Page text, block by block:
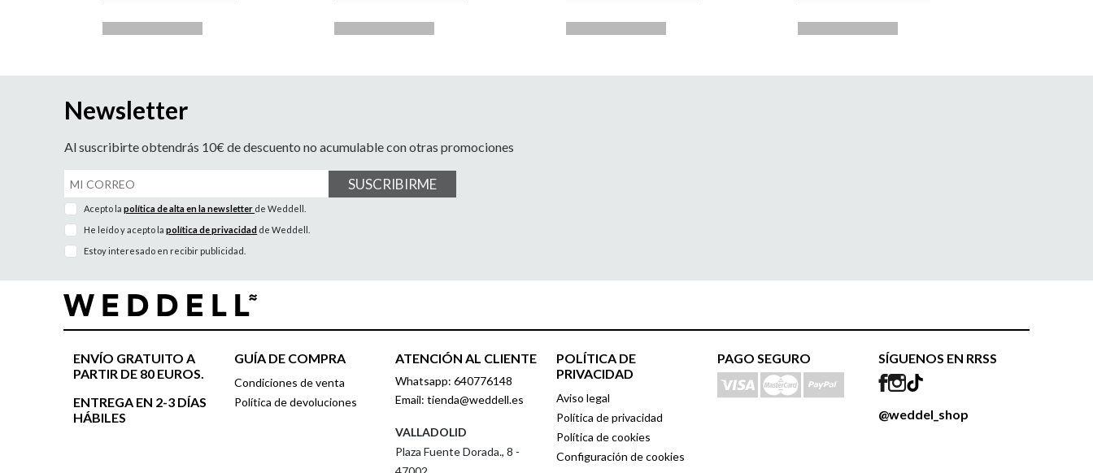
Newsletter
Al suscribirte obtendrás 10€ de descuento no acumulable con otras promociones
SUSCRIBIRME
Acepto lapolítica de alta en la newsletter de Weddell.
He leído y acepto lapolítica de privacidad de Weddell.
Estoy interesado en recibir publicidad.
ENVÍO GRATUITO A
PARTIR DE 80 EUROS.
ENTREGA EN 2-3 DÍAS
HÁBILES
GUÍA DE COMPRA
Condiciones de venta
Política de devoluciones
ATENCIÓN AL CLIENTE
Whatsapp: 640776148
Email: tienda@weddell.es
VALLADOLID
Plaza Fuente Dorada., 8 -
POLÍTICA DE
PRIVACIDAD
Aviso legal
Política de privacidad
Política de cookies
Configuración de cookies
PAGO SEGURO SÍGUENOS EN RRSS
@weddel_shop